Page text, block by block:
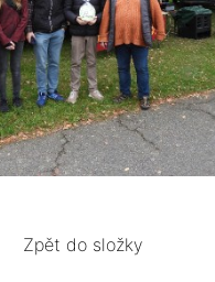
Zpět do složky